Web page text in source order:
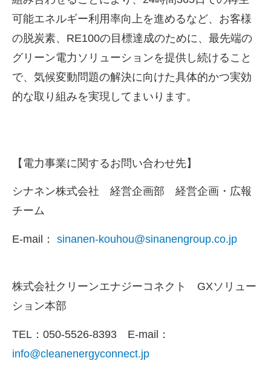
可能エネルギー利用率向上を進めるなど、お客様
の脱炭素、 RE100の目標達成のために、最先端の
グリーン電力ソリューションを提供し続けること
で、気候変動問題の解決に向けた具体的かつ実効
的な取り組みを実現してまいります。
【電力事業に関するお問い合わせ先】
シナネン株式会社 経営企画部 経営企画・広報
チーム
E-mail： sinanen-kouhou@sinanengroup.co.jp
株式会社クリーンエナジーコネクト GXソリュー
ション本部
TEL： 050-5526-8393 E-mail ：
info@cleanenergyconnect.jp